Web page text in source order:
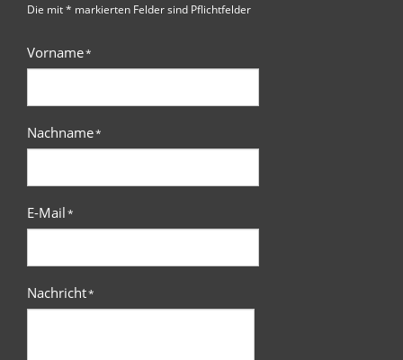
Die mit * markierten Felder sind Pflichtfelder
Vorname*
Nachname*
E-Mail*
Nachricht*